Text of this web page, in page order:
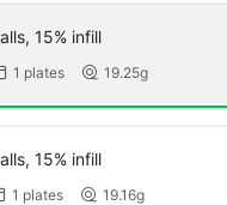
15% infill
1 plates  19.25g
15% infill
1 plates  19.16g